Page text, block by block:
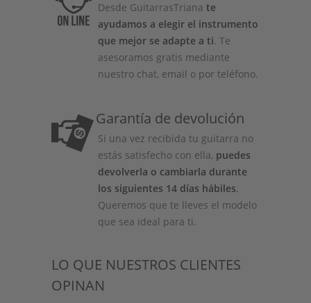
Desde GuitarrasTriana te
ayudamos a elegir el instrumento
que mejor se adapte a ti. Te
asesoramos gratis mediante
nuestro chat, email o por teléfono.
Garantía de devolución
Si una vez recibida tu guitarra no
estás satisfecho con ella, puedes
devolverla o cambiarla durante
los siguientes 14 días hábiles.
Queremos que te lleves el modelo
que sea ideal para ti.
LO QUE NUESTROS CLIENTES
OPINAN